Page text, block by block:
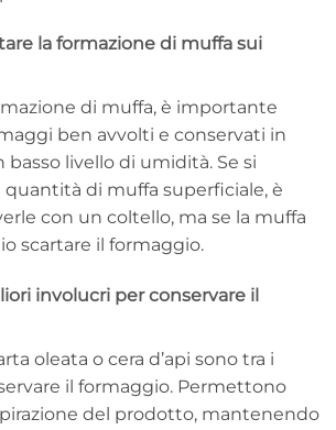
la formazione di muffa sui
di muffa, è importante
ben avvolti e conservati in
livello di umidità. Se si
di muffa superficiale, è
con un coltello, ma se la muffa
scartare il formaggio.
involucri per conservare il
oleata o cera d’api sono tra i
il formaggio. Permettono
del prodotto, mantenendo